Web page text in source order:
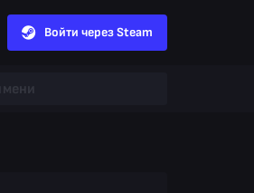
Войти через Steam